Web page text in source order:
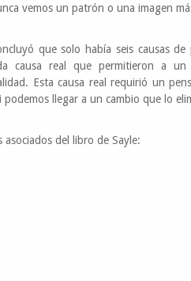
vemos un patrón o una imagen
que solo había seis causas de
causa real que permitieron a
Esta causa real requirió un
llegar a un cambio que lo
asociados del libro de Sayle: